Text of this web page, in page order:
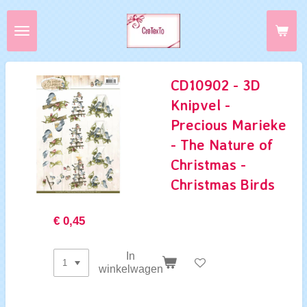
Ga
direct
de
hoofdinhoud
CD10902 - 3D
Knipvel -
Precious Marieke
- The Nature of
Christmas -
Christmas Birds
€ 0,45
In
winkelwagen